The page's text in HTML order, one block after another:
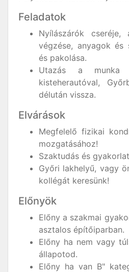
Feladatok
Nyílászárók cseréje,
végzése, anyagok és
és pakolása.
Utazás a munka
kisteherautóval,
délután vissza.
Elvárások
Megfelelő fizikai
mozgatásához!
Szaktudás és
Győri lakhelyű, vagy
kollégát keresünk!
Előnyök
Előny a szakmai
asztalos építőiparban.
Előny ha nem vagy
állapotod.
Előny ha van B"